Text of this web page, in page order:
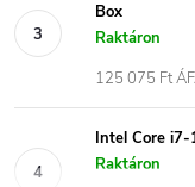
Box
Raktáron
125 075 Ft
Intel Core i7-
Raktáron